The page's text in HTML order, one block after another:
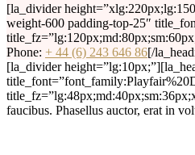
[la_divider
weight-600 padding-top-25″
Phone: + 44 (6) 243 646 86[/
[la_divider
faucibus. Phasellus auctor, erat in